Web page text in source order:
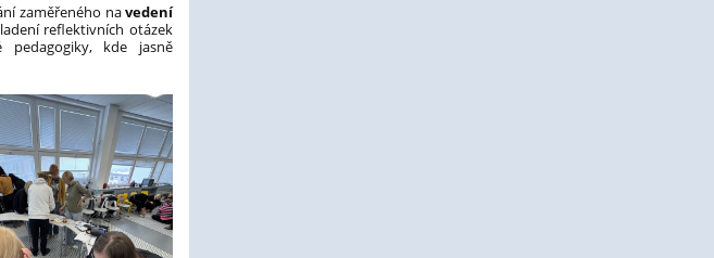
zaměřeného navedení
reflektivních otázek
kde jasně